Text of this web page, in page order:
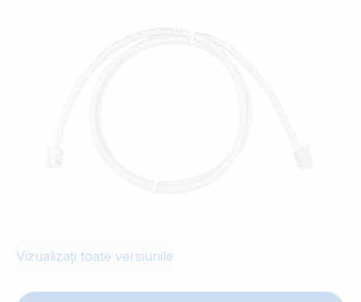
Vizualizați toate versiunile